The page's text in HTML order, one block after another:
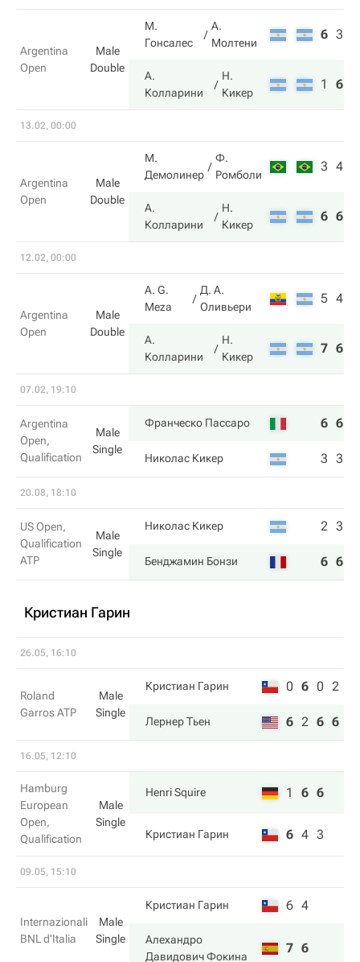
Argentina
Open
Male
Double
М.
Гонсалес
А.
Молтени
6 3
А.
Колларини
Н.
Кикер
1 6
13.02, 00:00
Argentina
Open
Male
Double
М.
Демолинер
Ф.
Ромболи
3 4
А.
Колларини
Н.
Кикер
6 6
12.02, 00:00
Argentina
Open
Male
Double
A. G.
Meza
Д. А.
Оливьери
5 4
А.
Колларини
Н.
Кикер
7 6
07.02, 19:10
Argentina
Open,
Qualification
Male
Single
Франческо Пассаро 6 6
Николас Кикер 3 3
20.08, 18:10
US Open,
Qualification
ATP
Male
Single
Николас Кикер 2 3
Бенджамин Бонзи 6 6
Кристиан Гарин
26.05, 16:10
Roland
Garros ATP
Male
Single
Кристиан Гарин 0 6 0 2
Лернер Тьен 6 2 6 6
16.05, 12:10
Hamburg
European
Open,
Qualification
Male
Single
Henri Squire 1 6 6
Кристиан Гарин 6 4 3
09.05, 15:10
Internazionali
BNL d'Italia
Male
Single
Кристиан Гарин 6 4
Алехандро
Давидович Фокина
7 6